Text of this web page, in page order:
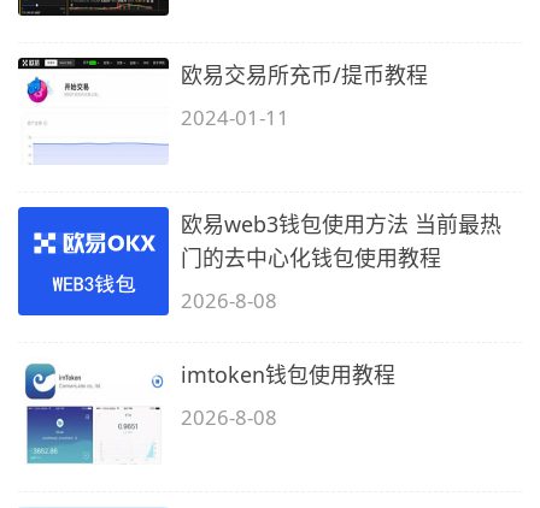
欧易交易所充币/提币教程
2024-01-11
欧易web3钱包使用方法 当前最热
门的去中心化钱包使用教程
2026-8-08
imtoken钱包使用教程
2026-8-08